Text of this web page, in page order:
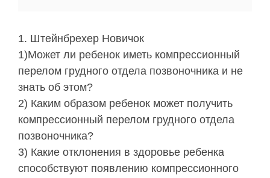
Штейнбрехер Новичок
1)Может ли ребенок иметь компрессионный
перелом грудного отдела позвоночника и не
знать об этом?
2) Каким образом ребенок может получить
компрессионный перелом грудного отдела
позвоночника?
3) Какие отклонения в здоровье ребенка
способствуют появлению компрессионного